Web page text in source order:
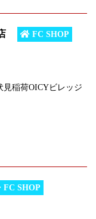
FC SHOP
稲荷OICYビレッジ
FC SHOP